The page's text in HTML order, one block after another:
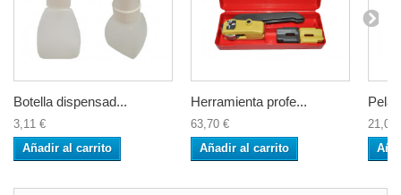
Botella dispensad...
3,11 €
Añadir al carrito
Herramienta profe...
63,70 €
Añadir al carrito
21,04